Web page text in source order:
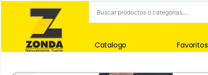
Catalogo Favoritos